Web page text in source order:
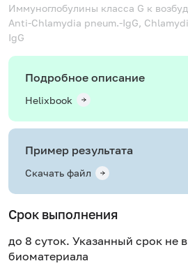
Иммуноглобулины класса G к
Anti-Chlamydia pneum.-IgG,
IgG
Подробное описание
Helixbook
Пример результата
Скачать файл
Срок выполнения
до 8 суток. Указанный срок не
биоматериала